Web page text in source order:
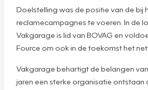
Doelstelling was de positie van de
reclamecampagnes te voeren. In de
Vakgarage is lid van BOVAG en
Fource om ook in de toekomst het
Vakgarage behartigt de belangen
jaren een sterke organisatie